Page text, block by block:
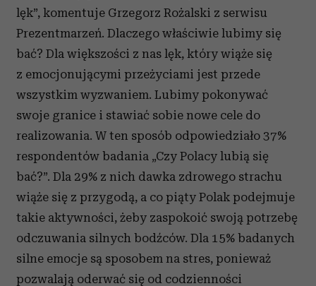
lęk”, komentuje Grzegorz Rożalski z serwisu
Prezentmarzeń. Dlaczego właściwie lubimy się
bać? Dla większości z nas lęk, który wiąże się
z emocjonującymi przeżyciami jest przede
wszystkim wyzwaniem. Lubimy pokonywać
swoje granice i stawiać sobie nowe cele do
realizowania. W ten sposób odpowiedziało 37%
respondentów badania „Czy Polacy lubią się
bać?”. Dla 29% z nich dawka zdrowego strachu
wiąże się z przygodą, a co piąty Polak podejmuje
takie aktywności, żeby zaspokoić swoją potrzebę
odczuwania silnych bodźców. Dla 15% badanych
silne emocje są sposobem na stres, ponieważ
pozwalają oderwać się od codzienności